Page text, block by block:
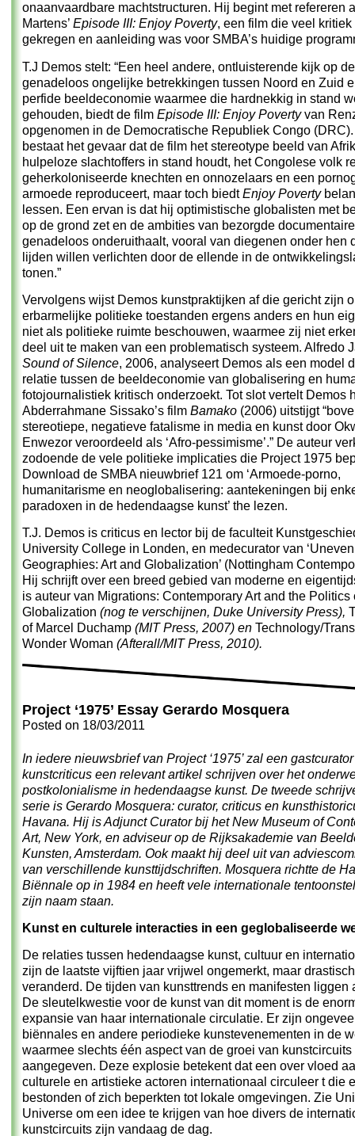
onaanvaardbare machtstructuren. Hij begint met refereren
Martens’ Episode III: Enjoy Poverty, een film die veel kritiek
gekregen en aanleiding was voor SMBA’s huidige
T.J Demos stelt: “Een heel andere, ontluisterende kijk op de
genadeloos ongelijke betrekkingen tussen Noord en Zuid
perfide beeldeconomie waarmee die hardnekkig in stand
gehouden, biedt de film Episode III: Enjoy Povertyvan
opgenomen in de Democratische Republiek Congo
bestaat het gevaar dat de film het stereotype beeld van
hulpeloze slachtoffers in stand houdt, het Congolese volk
geherkoloniseerde knechten en onnozelaars en een
armoede reproduceert, maar toch biedtEnjoy Poverty
lessen. Een ervan is dat hij optimistische globalisten met
op de grond zet en de ambities van bezorgde
genadeloos onderuithaalt, vooral van diegenen onder hen
lijden willen verlichten door de ellende in de
tonen.”
Vervolgens wijst Demos kunstpraktijken af die gericht zijn
erbarmelijke politieke toestanden ergens anders en hun
niet als politieke ruimte beschouwen, waarmee zij niet
deel uit te maken van een problematisch systeem. Alfredo
Sound of Silence, 2006, analyseert Demos als een model
relatie tussen de beeldeconomie van globalisering en
fotojournalistiek kritisch onderzoekt. Tot slot vertelt Demos
Abderrahmane Sissako’s film Bamako (2006) uitstijgt
stereotiepe, negatieve fatalisme in media en kunst door
Enwezor veroordeeld als ‘Afro-pessimisme’.” De auteur
zodoende de vele politieke implicaties die Project 1975
Download de SMBA nieuwbrief 121 om ‘Armoede-porno,
humanitarisme en neoglobalisering: aantekeningen bij
paradoxen in de hedendaagse kunst’ the lezen.
T.J. Demos is criticus en lector bij de faculteit
University College in Londen, en medecurator van ‘Uneven
Geographies: Art and Globalization’ (Nottingham
Hij schrijft over een breed gebied van moderne en
is auteur van Migrations: Contemporary Art and the Politics
Globalization (nog te verschijnen, Duke University Press),
of Marcel Duchamp (MIT Press, 2007) en Technology/
Wonder Woman (Afterall/MIT Press, 2010).
Project ‘1975’ Essay Gerardo Mosquera
Posted on 18/03/2011
In iedere nieuwsbrief van Project ‘1975’ zal een
kunstcriticus een relevant artikel schrijven over het
postkolonialisme in hedendaagse kunst. De tweede
serie is Gerardo Mosquera: curator, criticus en
Havana. Hij is Adjunct Curator bij hetNew Museum of
Art, New York, en adviseur op de Rijksakademie van
Kunsten, Amsterdam. Ook maakt hij deel uit van
van verschillende kunsttijdschriften. Mosquera richtte de
Biënnale op in 1984 en heeft vele internationale
zijn naam staan.
Kunst en culturele interacties in een geglobaliseerde
De relaties tussen hedendaagse kunst, cultuur en
zijn de laatste vijftien jaar vrijwel ongemerkt, maar drastisch
veranderd. De tijden van kunsttrends en manifesten liggen
De sleutelkwestie voor de kunst van dit moment is de
expansie van haar internationale circulatie. Er zijn
biënnales en andere periodieke kunstevenementen in de
waarmee slechts één aspect van de groei van
aangegeven. Deze explosie betekent dat een over vloed
culturele en artistieke actoren internationaal circuleer t die
bestonden of zich beperkten tot lokale omgevingen. Zie
Universe om een idee te krijgen van hoe divers de
kunstcircuits zijn vandaag de dag.